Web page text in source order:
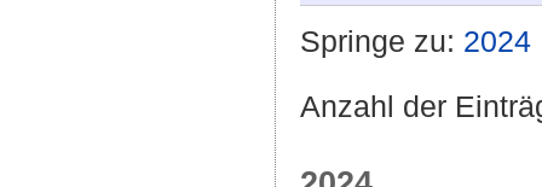
Springe zu: 2024
Anzahl der